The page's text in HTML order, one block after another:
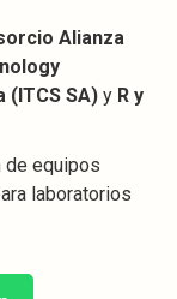
Alianza
(ITCS SA) y R y
de equipos
laboratorios